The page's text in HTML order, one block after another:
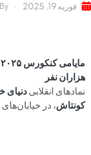
فوریه 19, 2025 By
هزاران نفر
نمادهای انقلابیدنیای
کونتاش، در